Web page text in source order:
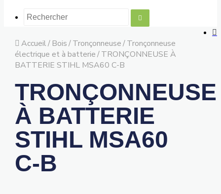
Accueil/ Bois/ Tronçonneuse/ Tronçonneuse
électrique et à batterie/ TRONÇONNEUSE À
BATTERIE STIHL MSA60 C-B
TRONÇONNEUSE
À BATTERIE
STIHL MSA60
C-B